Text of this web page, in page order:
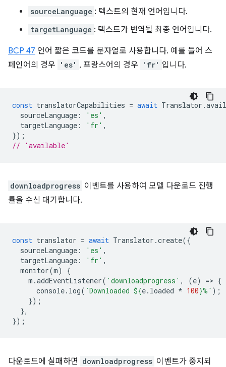
sourceLanguage : 텍스트의 현재 언어입니다.
targetLanguage : 텍스트가 번역될 최종 언어입니다.
BCP 47 언어 짧은 코드를 문자열로 사용합니다. 예를 들어 스
페인어의 경우
'es' , 프랑스어의 경우 'fr' 입니다.
const translatorCapabilities = await Translator .
sourceLanguage : 'es' ,
targetLanguage : 'fr' ,
});
// 'available'
downloadprogress 이벤트를 사용하여 모델 다운로드 진행
률을 수신 대기합니다.
const translator = await Translator .create({
sourceLanguage : 'es' ,
targetLanguage : 'fr' ,
monitor(m)
{
m .addEventListener( 'downloadprogress' , (e) => {
console. log( `Downloaded ${e. loaded * 100}%` );
});
},
});
다운로드에 실패하면 downloadprogress 이벤트가 중지되